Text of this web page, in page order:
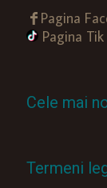
Pagina
Pagina
Cele mai
Termeni